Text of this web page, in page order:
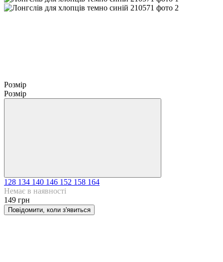
Розмір
Розмір
128 134 140 146 152 158 164
Немає в наявності
149 грн
Повідомити, коли з'явиться